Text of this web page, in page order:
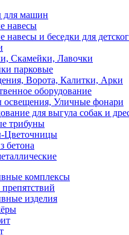
для машин
навесы
навесы и беседки для
Скамейки, Лавочки
парковые
Ворота, Калитки, Арки
оборудование
освещения, Уличные фонари
для выгула собак и
трибуны
Цветочницы
бетона
комплексы
изделия